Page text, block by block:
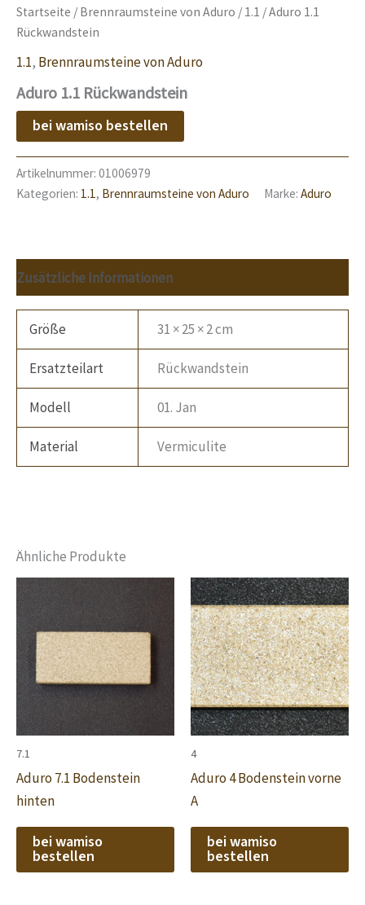
Startseite / Brennraumsteine von Aduro / 1.1 / Aduro 1.1
Rückwandstein
1.1, Brennraumsteine von Aduro
Aduro 1.1 Rückwandstein
bei wamiso bestellen
Artikelnummer: 01006979
Kategorien: 1.1, Brennraumsteine von Aduro Marke: Aduro
Zusätzliche Informationen
Größe 31 × 25 × 2 cm
Ersatzteilart Rückwandstein
Modell 01. Jan
Material Vermiculite
Ähnliche Produkte
7.1
Aduro 7.1 Bodenstein
hinten
bei wamiso
bestellen
4
Aduro 4 Bodenstein vorne
A
bei wamiso
bestellen